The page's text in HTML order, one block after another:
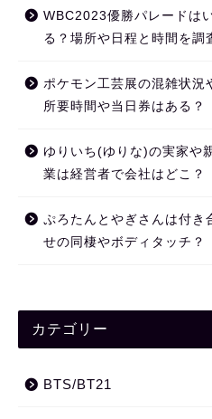
WBC2023優勝パレードは
る？場所や日程と時間を調
ポケモン工芸展の混雑状況
所要時間や当日券はある？
ゆりいち(ゆりな)の実家や
業は経営者で会社はどこ？
ぷろたんとやぎさんは付き
せの同棲やボディタッチ？
カテゴリー
BTS/BT21